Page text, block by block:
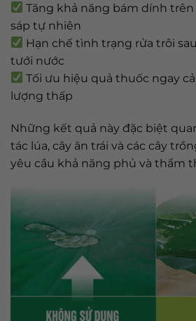
Tăng khả năng bám dính
sáp tự nhiên
Hạn chế tình trạng rửa trôi
tưới nước
Tối ưu hiệu quả thuốc ngay
lượng thấp
Những kết quả này đặc biệt
tác lúa, cây ăn trái và các cây
yêu cầu khả năng phủ và thẩm